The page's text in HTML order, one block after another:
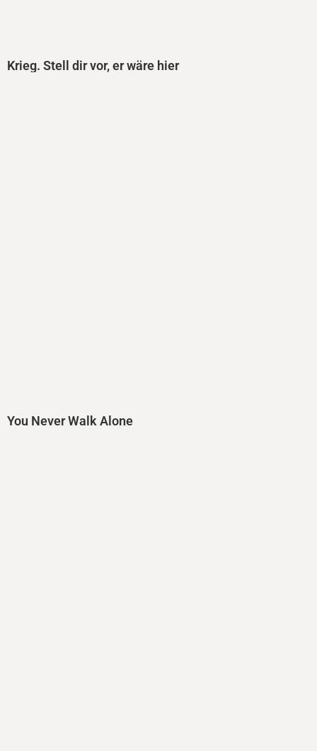
Krieg. Stell dir vor, er wäre hier
You Never Walk Alone